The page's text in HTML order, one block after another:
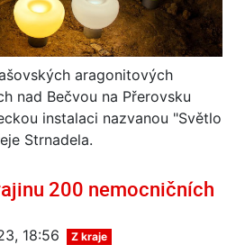
aragonitových
nad Bečvou na Přerovsku
instalaci nazvanou "Světlo
Strnadela.
200 nemocničních
18:56 Z kraje